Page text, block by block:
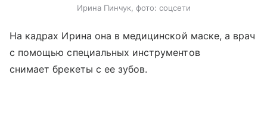
Ирина Пинчук, фото: соцсети
На кадрах Ирина она в медицинской маске, а врач
с помощью специальных инструментов
снимает брекеты с ее зубов.